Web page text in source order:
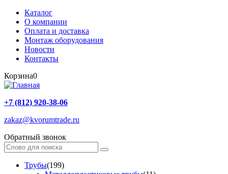
Каталог
О компании
Оплата и доставка
Монтаж оборудования
Новости
Контакты
Корзина0
+7 (812) 920-38-06
zakaz@kvorumtrade.ru
Обратный звонок
Трубы(199)